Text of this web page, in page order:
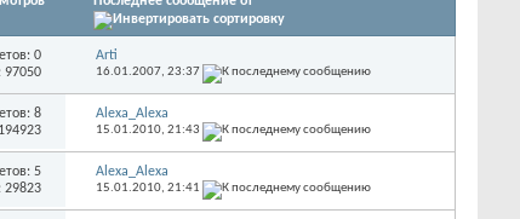
0
97050
Arti
16.01.2007, 23:37
8
Alexa_Alexa
15.01.2010, 21:43
5
29823
Alexa_Alexa
15.01.2010, 21:41